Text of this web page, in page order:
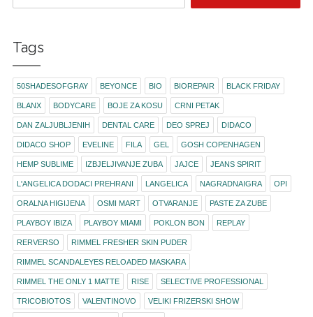
Tags
50SHADESOFGRAY BEYONCE BIO BIOREPAIR BLACK FRIDAY
BLANX BODYCARE BOJE ZA KOSU CRNI PETAK
DAN ZALJUBLJENIH DENTAL CARE DEO SPREJ DIDACO
DIDACO SHOP EVELINE FILA GEL GOSH COPENHAGEN
HEMP SUBLIME IZBJELJIVANJE ZUBA JAJCE JEANS SPIRIT
L'ANGELICA DODACI PREHRANI LANGELICA NAGRADNAIGRA OPI
ORALNA HIGIJENA OSMI MART OTVARANJE PASTE ZA ZUBE
PLAYBOY IBIZA PLAYBOY MIAMI POKLON BON REPLAY
RERVERSO RIMMEL FRESHER SKIN PUDER
RIMMEL SCANDALEYES RELOADED MASKARA
RIMMEL THE ONLY 1 MATTE RISE SELECTIVE PROFESSIONAL
TRICOBIOTOS VALENTINOVO VELIKI FRIZERSKI SHOW